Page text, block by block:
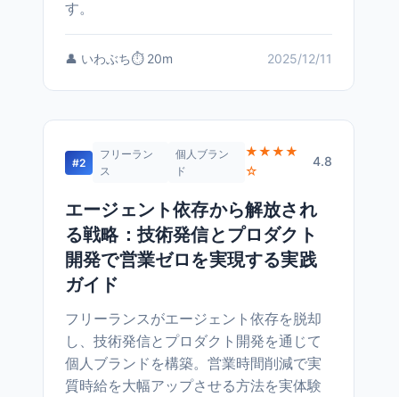
す。
👤 いわぶち⏱️ 20m 2025/12/11
#2
フリーラン
ス
個人ブラン
ド
★★★★
☆
4.8
エージェント依存から解放され
る戦略：技術発信とプロダクト
開発で営業ゼロを実現する実践
ガイド
フリーランスがエージェント依存を脱却
し、技術発信とプロダクト開発を通じて
個人ブランドを構築。営業時間削減で実
質時給を大幅アップさせる方法を実体験